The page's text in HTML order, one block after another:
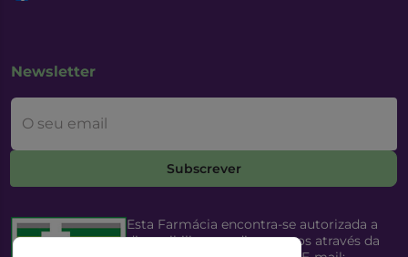
Newsletter
O seu email
Subscrever
Esta Farmácia encontra-se autorizada a
disponibilizar medicamentos através da